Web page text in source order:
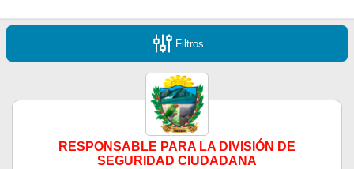
Filtros
RESPONSABLE PARA LA DIVISIÓN DE
SEGURIDAD CIUDADANA